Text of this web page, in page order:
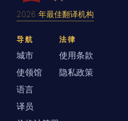
2026 年最佳翻译机构
导航
城市
使领馆
语言
译员
法律
使用条款
隐私政策